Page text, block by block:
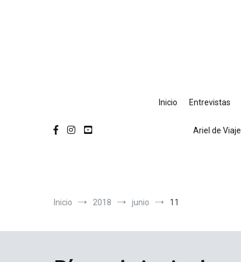
Inicio Entrevistas
Ariel de Viaje
Inicio 2018 junio 11